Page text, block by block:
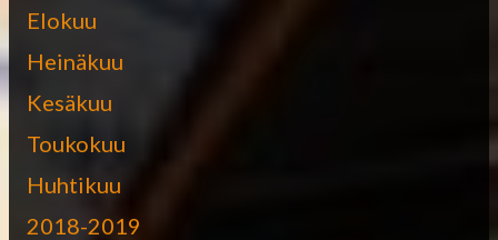
Elokuu
Heinäkuu
Kesäkuu
Toukokuu
Huhtikuu
2018-2019